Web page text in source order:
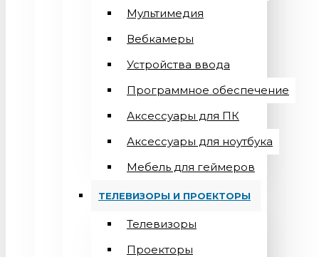
Мультимедия
Вебкамеры
Устройства ввода
Программное обеспечение
Аксессуары для ПК
Аксессуары для ноутбука
Мебель для геймеров
ТЕЛЕВИЗОРЫ И ПРОЕКТОРЫ
Телевизоры
Проекторы